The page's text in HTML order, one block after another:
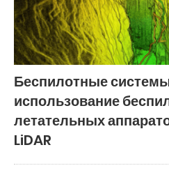
Беспилотные системы
использование
летательных
LiDAR